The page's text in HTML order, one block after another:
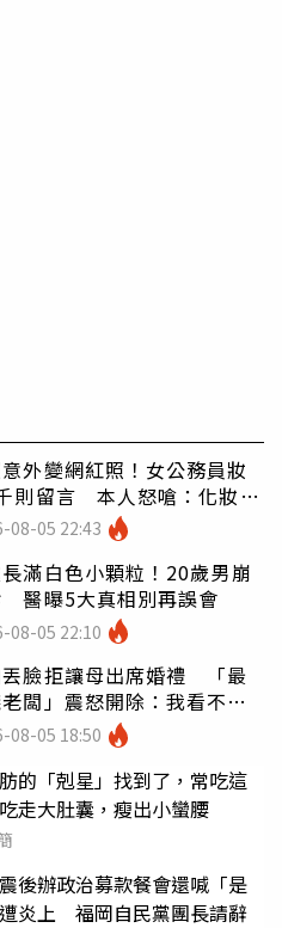
外變網紅照！女公務員妝
則留言 本人怒嗆：化妝有
08-05 22:43
滿白色小顆粒！20歲男崩
醫曝5大真相別再誤會
08-05 22:10
丟臉拒讓母出席婚禮 「最
闆」震怒開除：我看不起
08-05 18:50
的「剋星」找到了，常吃這
走大肚囊，瘦出小蠻腰
後辦政治募款餐會還喊「是
炎上 福岡自民黨團長請辭